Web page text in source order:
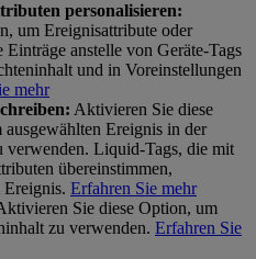
personalisieren:
um Ereignisattribute oder
anstelle von Geräte-Tags
und in Voreinstellungen
mehr
Aktivieren Sie diese
Ereignis in der
verwenden. Liquid-Tags, die mit
übereinstimmen,
Ereignis. Erfahren Sie mehr
Sie diese Option, um
zu verwenden. Erfahren Sie